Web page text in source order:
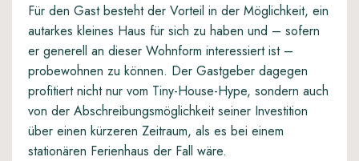
Für den Gast besteht der Vorteil in der Möglichkeit, ein
autarkes kleines Haus für sich zu haben und – sofern
er generell an dieser Wohnform interessiert ist –
probewohnen zu können. Der Gastgeber dagegen
profitiert nicht nur vom Tiny-House-Hype, sondern auch
von der Abschreibungsmöglichkeit seiner Investition
über einen kürzeren Zeitraum, als es bei einem
stationären Ferienhaus der Fall wäre.